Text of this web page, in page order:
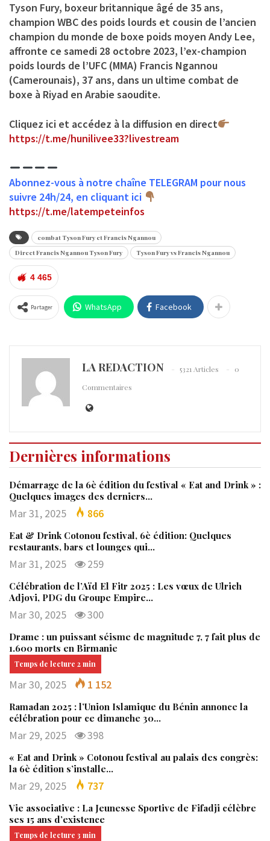
Tyson Fury, boxeur britannique âgé de 35 ans,
champion WBC des poids lourds et cousin de l’ancien
champion du monde de boxe poids moyen Andy Lee,
affronte ce samedi 28 octobre 2023, l’ex-champion
poids lourds de l’UFC (MMA) Francis Ngannou
(Camerounais), 37 ans, dans un ultime combat de
boxe à Riyad en Arabie saoudite.
Cliquez ici et accédez à la diffusion en direct
https://t.me/hunilivee33?livestream
Abonnez-vous à notre chaîne TELEGRAM pour nous
suivre 24h/24, en cliquant ici
https://t.me/latempeteinfos
combat Tyson Fury et Francis Ngannou
Direct Francis Ngannou Tyson Fury
Tyson Fury vs Francis Ngannou
4 465
Partager WhatsApp Facebook
LA REDACTION 5321 Articles
0
Commentaires
Dernières informations
Démarrage de la 6è édition du festival « Eat and Drink » :
Quelques images des derniers…
Mar 31, 2025 866
Eat & Drink Cotonou festival, 6è édition: Quelques
restaurants, bars et lounges qui…
Mar 31, 2025 259
Célébration de l’Aïd El Fitr 2025 : Les vœux de Ulrich
Adjovi, PDG du Groupe Empire…
Mar 30, 2025 300
Drame : un puissant séisme de magnitude 7, 7 fait plus de
1.600 morts en Birmanie
Mar 30, 2025 1 152
Ramadan 2025 : l’Union Islamique du Bénin annonce la
célébration pour ce dimanche 30…
Mar 29, 2025 398
« Eat and Drink » Cotonou festival au palais des congrès:
la 6è édition s’installe…
Mar 29, 2025 737
Vie associative : La Jeunesse Sportive de Fifadji célèbre
ses 15 ans d’existence